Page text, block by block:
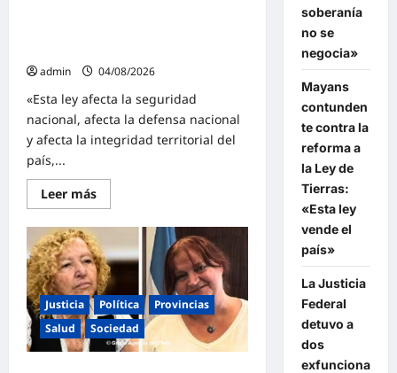
por
Milei:
soberanía
no
se
negocia»
admin
04/08/2026
«Esta ley afecta la seguridad
nacional, afecta la defensa nacional
y afecta la integridad territorial del
país,...
Leer másLee
más
Mayans
contundente
contra
la
reforma
a
la
Ley
de
Tierras:
«Esta
Justicia Política
Provincias
Salud
Sociedad
soberanía
no se
negocia»
Mayans
contunden
te contra la
reforma a
la Ley de
Tierras:
«Esta ley
vende el
país»
La Justicia
Federal
detuvo a
dos
exfunciona